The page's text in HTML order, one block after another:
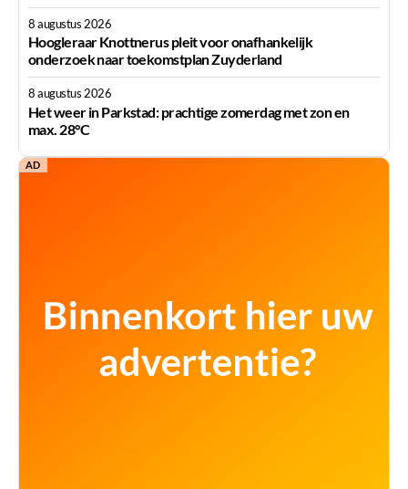
8 augustus 2026
Hoogleraar Knottnerus pleit voor onafhankelijk
onderzoek naar toekomstplan Zuyderland
8 augustus 2026
Het weer in Parkstad: prachtige zomerdag met zon en
max. 28°C
AD